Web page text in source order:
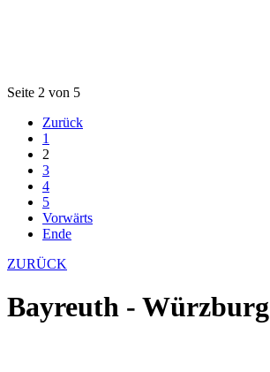
Seite 2 von 5
Zurück
1
2
3
4
5
Vorwärts
Ende
ZURÜCK
Bayreuth - Würzburg